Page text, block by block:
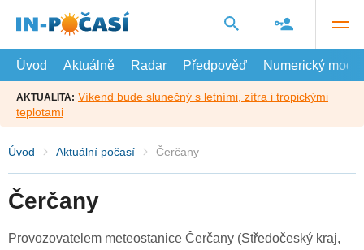
hlavní
Úvod
Aktuálně Radar Předpověď Numerický model
AKTUALITA: Víkend bude slunečný s letními, zítra i tropickými
teplotami
Úvod Aktuální počasí Čerčany
Čerčany
Provozovatelem meteostanice Čerčany (Středočeský kraj,